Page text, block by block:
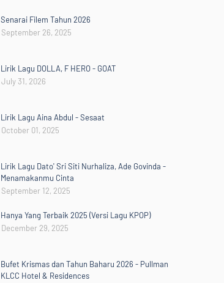
Senarai Filem Tahun 2026
September 26, 2025
Lirik Lagu DOLLA, F HERO - GOAT
July 31, 2026
Lirik Lagu Aina Abdul - Sesaat
October 01, 2025
Lirik Lagu Dato' Sri Siti Nurhaliza, Ade Govinda -
Menamakanmu Cinta
September 12, 2025
Hanya Yang Terbaik 2025 (Versi Lagu KPOP)
December 29, 2025
Bufet Krismas dan Tahun Baharu 2026 - Pullman
KLCC Hotel & Residences